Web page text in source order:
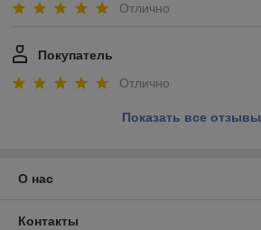
Отлично
Покупатель
Отлично
Показать все отзывы
О нас
Контакты